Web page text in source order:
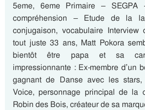
5eme, 6eme Primaire – SEGPA
compréhension – Etude de la
conjugaison, vocabulaire Interview
tout juste 33 ans, Matt Pokora
bientôt être papa et sa
impressionnante : Ex-membre d’un
gagnant de Danse avec les
Voice, personnage principal de la
Robin des Bois, créateur de sa